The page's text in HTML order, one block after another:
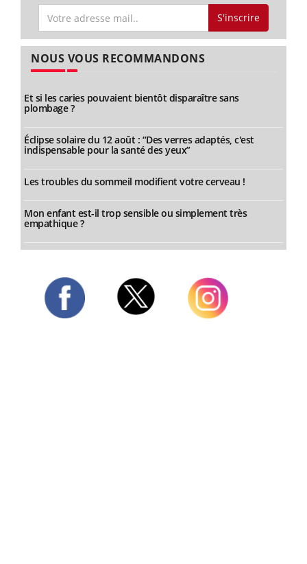
S'inscrire
NOUS VOUS RECOMMANDONS
Et si les caries pouvaient bientôt disparaître sans
plombage ?
Éclipse solaire du 12 août : “Des verres adaptés, c'est
indispensable pour la santé des yeux”
Les troubles du sommeil modifient votre cerveau !
Mon enfant est-il trop sensible ou simplement très
empathique ?